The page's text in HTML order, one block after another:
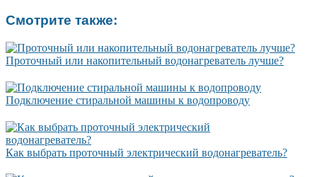
Смотрите также:
Проточный или накопительный водонагреватель лучше?
Подключение стиральной машины к водопроводу
Как выбрать проточный электрический водонагреватель?